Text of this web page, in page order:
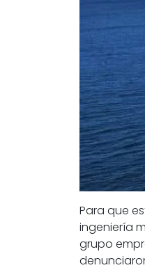
Para que
ingeniería
grupo